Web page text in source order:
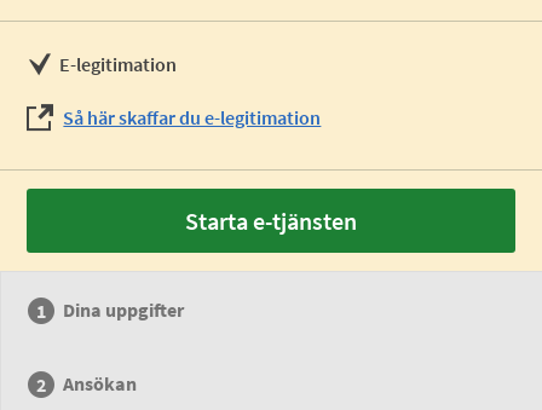
E-legitimation
Så här skaffar du e-legitimation
Starta e-tjänsten
Dina uppgifter
Ansökan